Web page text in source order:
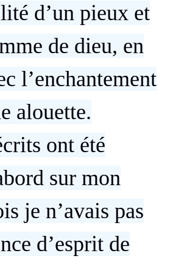
d’un pieux et
de dieu, en
l’enchantement
alouette.
ont été
sur mon
je n’avais pas
d’esprit de